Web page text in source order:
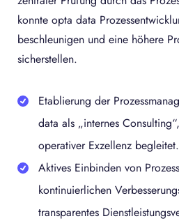
konnte opta data
beschleunigen und eine höhere
sicherstellen.
Etablierung der
data als „internes
operativer Exzellenz begleitet.
Aktives Einbinden von
kontinuierlichen
transparentes